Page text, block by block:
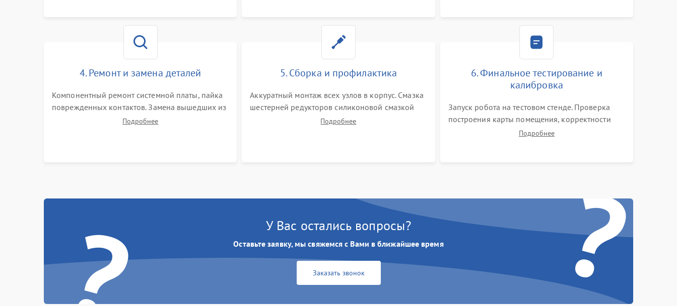
4. Ремонт и замена деталей
Компонентный ремонт системной платы, пайка
поврежденных контактов. Замена вышедших из
строя двигателей, изношенного аккумулятора,
Подробнее
5. Сборка и профилактика
Аккуратный монтаж всех узлов в корпус. Смазка
шестерней редукторов силиконовой смазкой
для снижения шума. Установка новых
Подробнее
6. Финальное тестирование и
калибровка
Запуск робота на тестовом стенде. Проверка
построения карты помещения, корректности
навигации и обхода препятствий. Оценка силы
Подробнее
?
У Вас остались вопросы?
Оставьте заявку, мы свяжемся с Вами в ближайшее время
Заказать звонок